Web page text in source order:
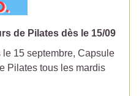
de Pilates dès le 15/09
15 septembre, Capsule
Pilates tous les mardis